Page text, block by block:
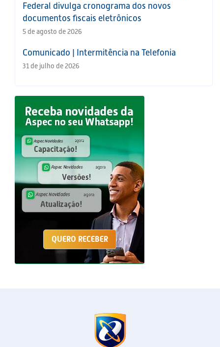
Federal divulga cronograma dos novos
documentos fiscais eletrônicos
5 de agosto de 2026
Comunicado | Intermitência na Telefonia
31 de julho de 2026
QUERO RECEBER